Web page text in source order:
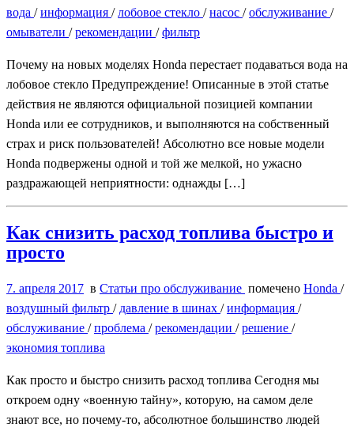
вода /информация /лобовое стекло /насос /обслуживание /
омыватели /рекомендации /фильтр
Почему на новых моделях Honda перестает подаваться вода на
лобовое стекло Предупреждение! Описанные в этой статье
действия не являются официальной позицией компании
Honda или ее сотрудников, и выполняются на собственный
страх и риск пользователей! Абсолютно все новые модели
Honda подвержены одной и той же мелкой, но ужасно
раздражающей неприятности: однажды […]
Как снизить расход топлива быстро и
просто
7. апреля 2017 в Статьи про обслуживание помечено Honda /
воздушный фильтр / давление в шинах /информация /
обслуживание /проблема /рекомендации /решение /
экономия топлива
Как просто и быстро снизить расход топлива Сегодня мы
откроем одну «военную тайну», которую, на самом деле
знают все, но почему-то, абсолютное большинство людей